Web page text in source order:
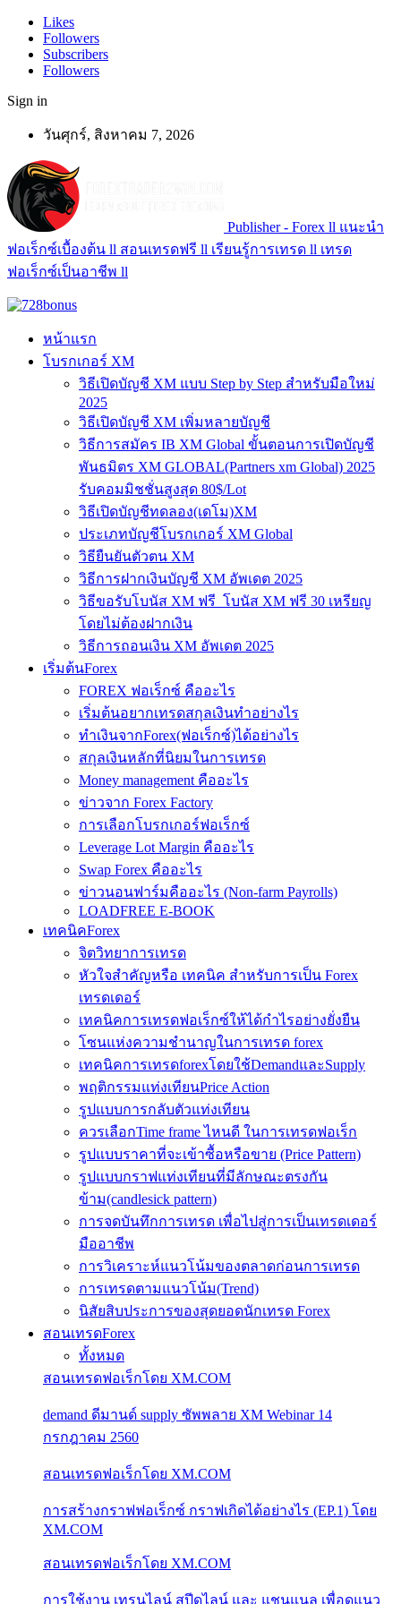
Likes
Followers
Subscribers
Followers
Sign in
วันศุกร์, สิงหาคม 7, 2026
Publisher - Forex ll แนะนำ
ฟอเร็กซ์เบื้องต้น ll สอนเทรดฟรี ll เรียนรู้การเทรด ll เทรด
ฟอเร็กซ์เป็นอาชีพ ll
หน้าแรก
โบรกเกอร์ XM
วิธีเปิดบัญชี XM แบบ Step by Step สำหรับมือใหม่
2025
วิธีเปิดบัญชี XM เพิ่มหลายบัญชี
วิธีการสมัคร IB XM Global ขั้นตอนการเปิดบัญชี
พันธมิตร XM GLOBAL(Partners xm Global) 2025
รับคอมมิชชั่นสูงสุด 80$/Lot
วิธีเปิดบัญชีทดลอง(เดโม)XM
ประเภทบัญชีโบรกเกอร์ XM Global
วิธียืนยันตัวตน XM
วิธีการฝากเงินบัญชี XM อัพเดต 2025
วิธีขอรับโบนัส XM ฟรี โบนัส XM ฟรี 30 เหรียญ
โดยไม่ต้องฝากเงิน
วิธีการถอนเงิน XM อัพเดต 2025
เริ่มต้นForex
FOREX ฟอเร็กซ์ คืออะไร
เริ่มต้นอยากเทรดสกุลเงินทำอย่างไร
ทำเงินจากForex(ฟอเร็กซ์)ได้อย่างไร
สกุลเงินหลักที่นิยมในการเทรด
Money management คืออะไร
ข่าวจาก Forex Factory
การเลือกโบรกเกอร์ฟอเร็กซ์
Leverage Lot Margin คืออะไร
Swap Forex คืออะไร
ข่าวนอนฟาร์มคืออะไร (Non-farm Payrolls)
LOADFREE E-BOOK
เทคนิคForex
จิตวิทยาการเทรด
หัวใจสำคัญหรือ เทคนิค สำหรับการเป็น Forex
เทรดเดอร์
เทคนิคการเทรดฟอเร็กซ์ให้ได้กำไรอย่างยั่งยืน
โซนแห่งความชำนาญในการเทรด forex
เทคนิคการเทรดforexโดยใช้DemandและSupply
พฤติกรรมแท่งเทียนPrice Action
รูปแบบการกลับตัวแท่งเทียน
ควรเลือกTime frame ไหนดี ในการเทรดฟอเร็ก
รูปแบบราคาที่จะเข้าซื้อหรือขาย (Price Pattern)
รูปแบบกราฟแท่งเทียนที่มีลักษณะตรงกัน
ข้าม(candlesick pattern)
การจดบันทึกการเทรด เพื่อไปสู่การเป็นเทรดเดอร์
มืออาชีพ
การวิเคราะห์แนวโน้มของตลาดก่อนการเทรด
การเทรดตามแนวโน้ม(Trend)
นิสัยสิบประการของสุดยอดนักเทรด Forex
สอนเทรดForex
ทั้งหมด
สอนเทรดฟอเร็กโดย XM.COM
demand ดีมานด์ supply ซัพพลาย XM Webinar 14
กรกฎาคม 2560
สอนเทรดฟอเร็กโดย XM.COM
การสร้างกราฟฟอเร็กซ์ กราฟเกิดได้อย่างไร (EP.1) โดย
XM.COM
สอนเทรดฟอเร็กโดย XM.COM
การใช้งาน เทรนไลน์ สปีดไลน์ และ แชนแนล เพื่อดูแนว